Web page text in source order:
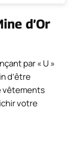
d’Or
par « U »
d’être
vêtements
votre